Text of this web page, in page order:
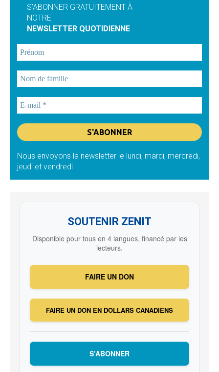
S'ABONNER GRATUITEMENT À
NOTRE
NEWSLETTER QUOTIDIENNE
Nous envoyons la newsletter le lundi, mardi, mercredi,
jeudi et vendredi
SOUTENIR ZENIT
Disponible pour tous en 4 langues, financé par les
lecteurs.
FAIRE UN DON
FAIRE UN DON EN DOLLARS CANADIENS
S’ABONNER